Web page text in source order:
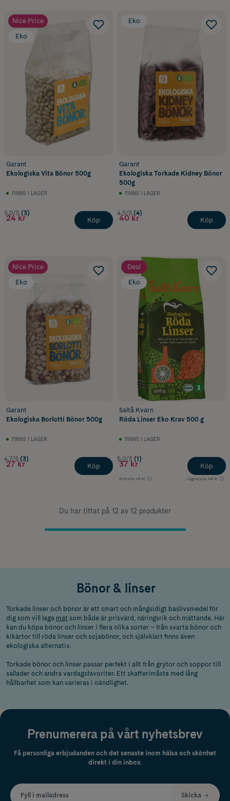
Nice Price
Eko
Garant
Ekologiska Vita Bönor 500g
FINNS I LAGER
5.0/5 (3)
24 kr Köp
Eko
Garant
Ekologiska Torkade Kidney Bönor
500g
FINNS I LAGER
4.5/5 (4)
40 kr Köp
Nice Price
Eko
Garant
Ekologiska Borlotti Bönor 500g
FINNS I LAGER
4.7/5 (3)
27 kr Köp
Deal
Eko
Saltå Kvarn
Röda Linser Eko Krav 500 g
FINNS I LAGER
5.0/5 (1)
37 kr
Ord.pris 49 kr Lägsta pris 48 kr
Köp
Du har tittat på 12 av 12 produkter
Bönor & linser
Torkade linser och bönor är ett smart och mångsidigt baslivsmedel för
dig som vill laga mat som både är prisvärd, näringsrik och mättande. Här
kan du köpa bönor och linser i flera olika sorter – från svarta bönor och
kikärtor till röda linser och sojabönor, och självklart finns även
ekologiska alternativ.
Torkade bönor och linser passar perfekt i allt från grytor och soppor till
sallader och andra vardagsfavoriter. Ett skafferimåste med lång
hållbarhet som kan varieras i oändlighet.
Prenumerera på vårt nyhetsbrev
Få personliga erbjudanden och det senaste inom hälsa och skönhet
direkt i din inbox.
Fyll i mailadress Skicka